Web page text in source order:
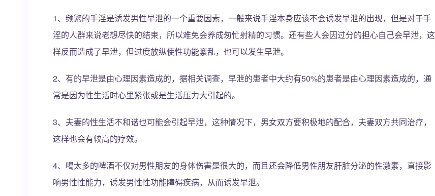
1、频繁的手淫是诱发男性早泄的一个重要因素，一般来说手淫本身应该不会诱发早泄的出现，但是对于手
淫的人群来说老想尽快的结束，所以难免会养成匆忙射精的习惯。还有些人会因过分的担心自己会早泄，这
样反而造成了早泄，但过度放纵使性功能紊乱，也可以发生早泄。
2、有的早泄是由心理因素造成的，据相关调查，早泄的患者中大约有50%的患者是由心理因素造成的，通
常是因为性生活时心里紧张或是生活压力大引起的。
3、夫妻的性生活不和谐也可能会引起早泄，这种情况下，男女双方要积极地的配合，夫妻双方共同治疗，
这样也会有较高的疗效。
4、喝太多的啤酒不仅对男性朋友的身体伤害是很大的，而且还会降低男性朋友肝脏分泌的性激素，直接影
响男性性能力，诱发男性性功能障碍疾病，从而诱发早泄。